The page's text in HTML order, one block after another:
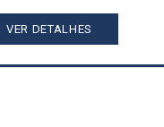
VER DETALHES